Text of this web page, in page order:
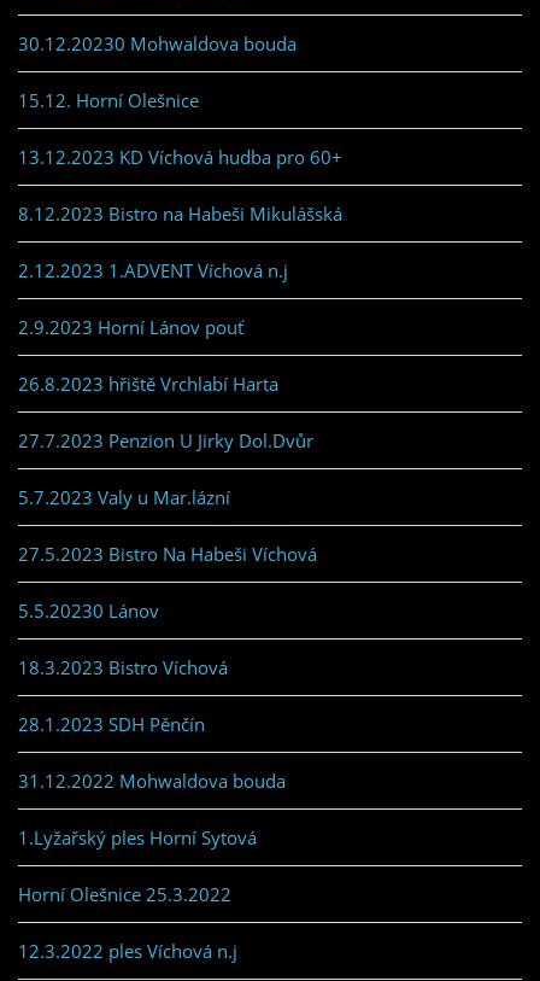
30.12.20230 Mohwaldova bouda
15.12. Horní Olešnice
13.12.2023 KD Víchová hudba pro 60+
8.12.2023 Bistro na Habeši Mikulášská
2.12.2023 1.ADVENT Víchová n.j
2.9.2023 Horní Lánov pouť
26.8.2023 hřiště Vrchlabí Harta
27.7.2023 Penzion U Jirky Dol.Dvůr
5.7.2023 Valy u Mar.lázní
27.5.2023 Bistro Na Habeši Víchová
5.5.20230 Lánov
18.3.2023 Bistro Víchová
28.1.2023 SDH Pěnčín
31.12.2022 Mohwaldova bouda
1.Lyžařský ples Horní Sytová
Horní Olešnice 25.3.2022
12.3.2022 ples Víchová n.j